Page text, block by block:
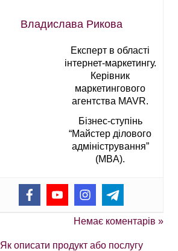
Владислава Рикова
Експерт в області
інтернет-маркетингу.
Керівник
маркетингового
агентства MAVR.
Бізнес-ступінь
“Майстер ділового
адміністрування”
(MBA).
Немає коментарів »
Як описати продукт або послугу